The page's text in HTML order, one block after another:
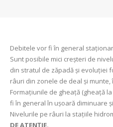
Debitele vor fi în general
Sunt posibile mici creșteri de
din stratul de zăpadă şi evoluţiei
râuri din zonele de deal și
Formaţiunile de gheaţă (gheaţă
fi în general în ușoară diminuare
Nivelurile pe râuri la staţiile
DE ATENŢIE.